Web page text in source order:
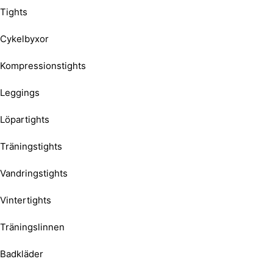
Tights
Cykelbyxor
Kompressionstights
Leggings
Löpartights
Träningstights
Vandringstights
Vintertights
Träningslinnen
Badkläder